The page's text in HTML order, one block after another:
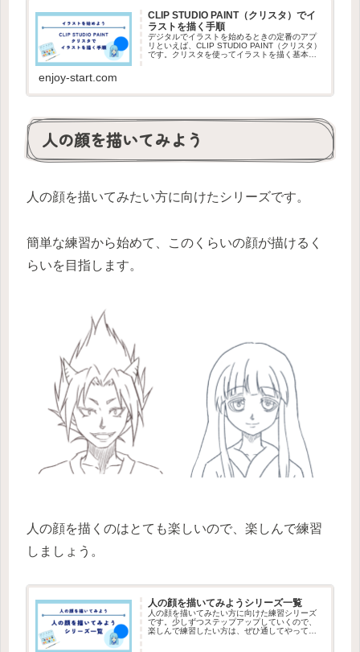
CLIP STUDIO PAINT（クリスタ）でイ
ラストを描く手順
デジタルでイラストを始めるときの定番のアプ
リといえば、CLIP STUDIO PAINT（クリスタ）
です。クリスタを使ってイラストを描く基本的
enjoy-start.com
人の顔を描いてみよう
人の顔を描いてみたい方に向けたシリーズです。
簡単な練習から始めて、このくらいの顔が描けるく
らいを目指します。
人の顔を描くのはとても楽しいので、楽しんで練習
しましょう。
人の顔を描いてみようシリーズ一覧
人の顔を描いてみたい方に向けた練習シリーズ
です。少しずつステップアップしていくので、
楽しんで練習したい方は、ぜひ通してやってみ